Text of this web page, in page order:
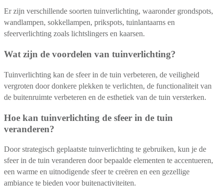
Er zijn verschillende soorten tuinverlichting, waaronder grondspots,
wandlampen, sokkellampen, prikspots, tuinlantaarns en
sfeerverlichting zoals lichtslingers en kaarsen.
Wat zijn de voordelen van tuinverlichting?
Tuinverlichting kan de sfeer in de tuin verbeteren, de veiligheid
vergroten door donkere plekken te verlichten, de functionaliteit van
de buitenruimte verbeteren en de esthetiek van de tuin versterken.
Hoe kan tuinverlichting de sfeer in de tuin
veranderen?
Door strategisch geplaatste tuinverlichting te gebruiken, kun je de
sfeer in de tuin veranderen door bepaalde elementen te accentueren,
een warme en uitnodigende sfeer te creëren en een gezellige
ambiance te bieden voor buitenactiviteiten.